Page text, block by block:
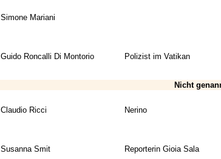
Simone Mariani
Guido Roncalli Di Montorio Polizist im Vatikan
Nicht
Claudio Ricci Nerino
Susanna Smit Reporterin Gioia Sala